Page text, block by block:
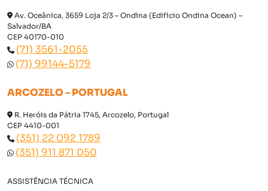
Av. Oceânica, 3659 Loja 2/3 – Ondina (Edifício Ondina Ocean) –
Salvador/BA
CEP 40170-010
(71) 3561-2055
(71) 99144-5179
ARCOZELO – PORTUGAL
R. Heróis da Pátria 1745, Arcozelo, Portugal
CEP 4410-001
(351) 22 092 1789
(351) 911 871 050
ASSISTÊNCIA TÉCNICA